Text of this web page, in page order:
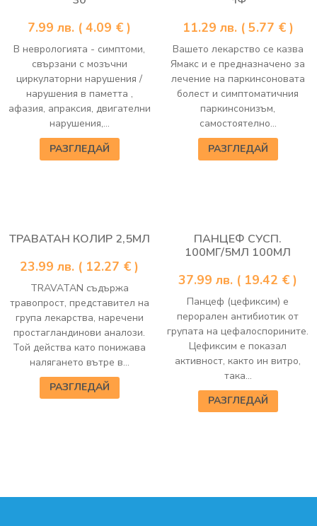
7.99 лв. ( 4.09 € )
В неврологията - симптоми,
свързани с мозъчни
циркулаторни нарушения /
нарушения в паметта ,
афазия, апраксия, двигателни
нарушения,...
РАЗГЛЕДАЙ
11.29 лв. ( 5.77 € )
Вашето лекарство се казва
Ямакс и е предназначено за
лечение на паркинсоновата
болест и симптоматичния
паркинсонизъм,
самостоятелно...
РАЗГЛЕДАЙ
ТРАВАТАН КОЛИР 2,5МЛ
23.99 лв. ( 12.27 € )
TRAVATAN съдържа
травопрост, представител на
група лекарства, наречени
простагландинови аналози.
Той действа като понижава
налягането вътре в...
РАЗГЛЕДАЙ
ПАНЦЕФ СУСП.
100МГ/5МЛ 100МЛ
37.99 лв. ( 19.42 € )
Панцеф (цефиксим) е
перорален антибиотик от
групата на цефалоспорините.
Цефиксим е показал
активност, както ин витро,
така...
РАЗГЛЕДАЙ